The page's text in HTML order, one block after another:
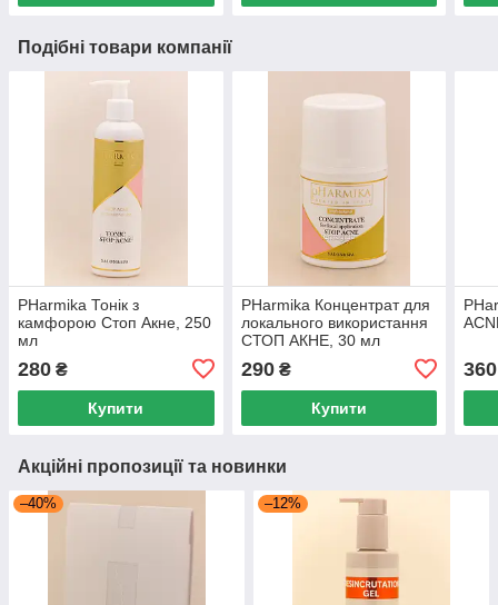
Подібні товари компанії
PHarmika Тонік з
камфорою Стоп Акне, 250
мл
280 ₴
Купити
PHarmika Концентрат для
локального використання
СТОП АКНЕ, 30 мл
290₴
Купити
360
Акційні пропозиції та новинки
–40% –12%